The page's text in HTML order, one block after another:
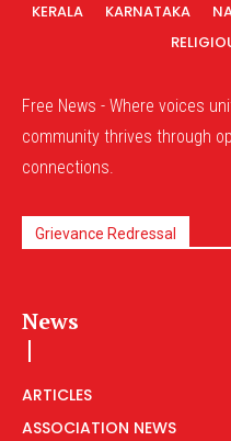
KERALA KARNATAKA
Free News - Where voices
community thrives through
connections.
Grievance Redressal
News
ARTICLES
ASSOCIATION NEWS